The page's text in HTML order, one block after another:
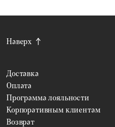
Доставка
Оплата
Программа лояльности
Корпоративным клиентам
Возврат
Наверх